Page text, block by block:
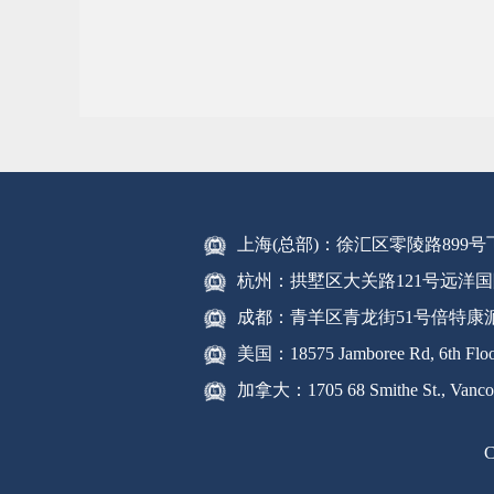
上海(总部)：徐汇区零陵路899
杭州：拱墅区大关路121号远洋
成都：青羊区青龙街51号倍特康
美国：18575 Jamboree Rd, 6th
加拿大：1705 68 Smithe St.,